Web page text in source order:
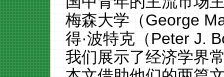
梅森大学（George
得·波特克（Peter J.
我们展示了经济学界